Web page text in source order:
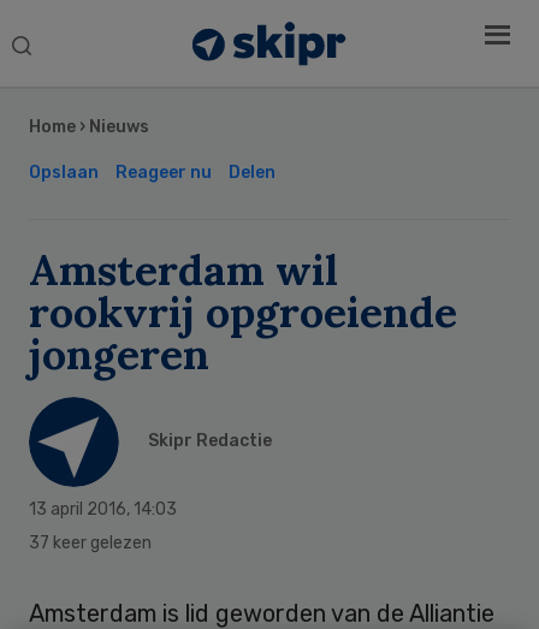
Search
Home › Nieuws
Opslaan Reageer nu Delen
Amsterdam wil
rookvrij opgroeiende
jongeren
Skipr Redactie
13 april 2016, 14:03
37 keer gelezen
Amsterdam is lid geworden van de Alliantie
Sidebar